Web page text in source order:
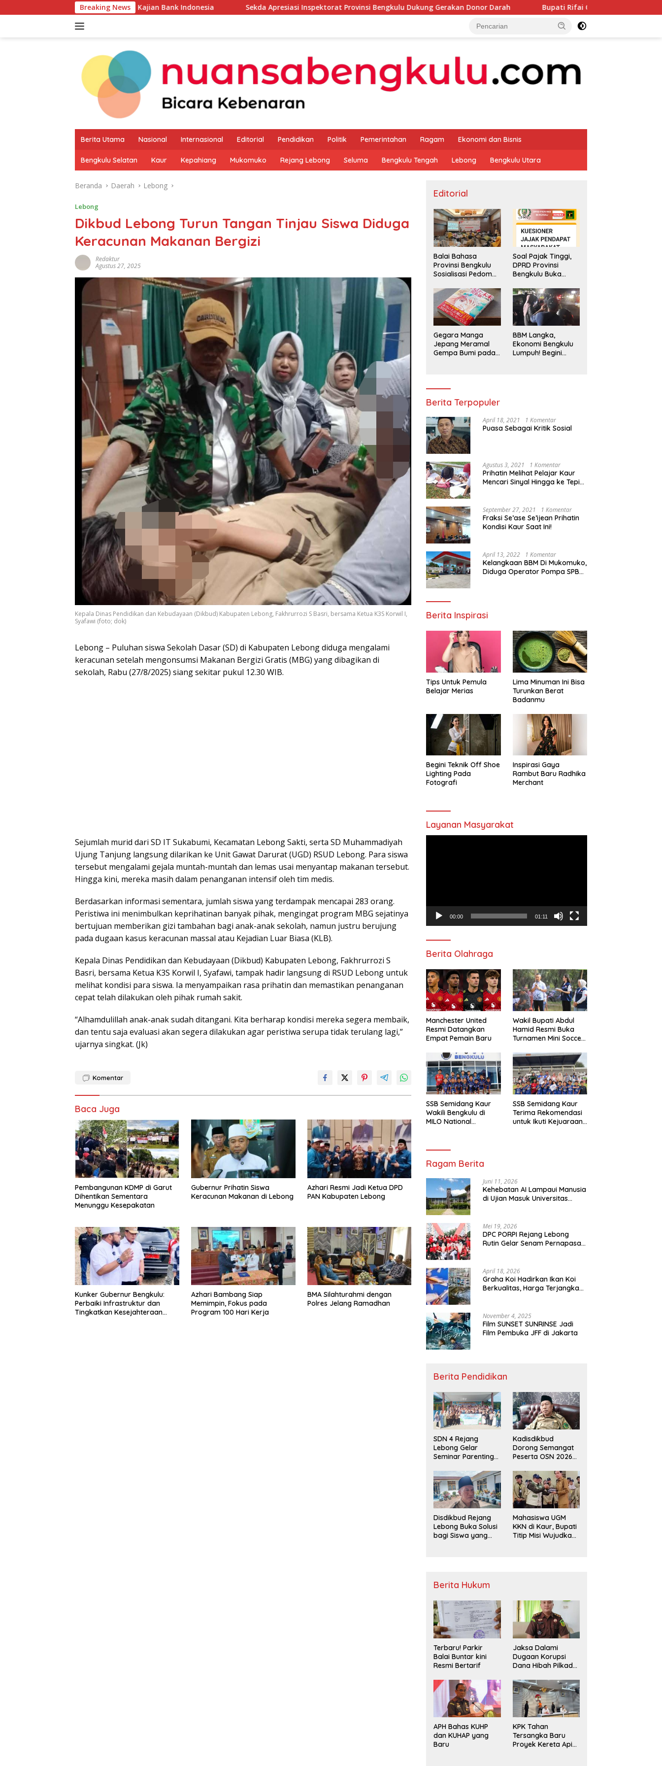
ke
Breaking News
UMKM Melalui Kajian Bank Indonesia Sekda Apresiasi Inspektorat Provinsi Bengkulu Dukung Gerakan Donor Darah Bupati Rifai Cek Ketersedia Pupuk untuk Masyarakat
Berita Utama Nasional Internasional Editorial Pendidikan Politik Pemerintahan Ragam Ekonomi dan Bisnis
Bengkulu Selatan Kaur Kepahiang Mukomuko Rejang Lebong Seluma Bengkulu Tengah Lebong Bengkulu Utara
Beranda Daerah Lebong
Lebong
Dikbud Lebong Turun Tangan Tinjau Siswa Diduga
Keracunan Makanan Bergizi
Redaktur
Agustus 27, 2025
Kepala Dinas Pendidikan dan Kebudayaan (Dikbud) Kabupaten Lebong, Fakhrurrozi S Basri, bersama Ketua K3S Korwil I,
Syafawi (foto; dok)
Lebong – Puluhan siswa Sekolah Dasar (SD) di Kabupaten Lebong diduga mengalami
keracunan setelah mengonsumsi Makanan Bergizi Gratis (MBG) yang dibagikan di
sekolah, Rabu (27/8/2025) siang sekitar pukul 12.30 WIB.
Sejumlah murid dari SD IT Sukabumi, Kecamatan Lebong Sakti, serta SD Muhammadiyah
Ujung Tanjung langsung dilarikan ke Unit Gawat Darurat (UGD) RSUD Lebong. Para siswa
tersebut mengalami gejala muntah-muntah dan lemas usai menyantap makanan tersebut.
Hingga kini, mereka masih dalam penanganan intensif oleh tim medis.
Berdasarkan informasi sementara, jumlah siswa yang terdampak mencapai 283 orang.
Peristiwa ini menimbulkan keprihatinan banyak pihak, mengingat program MBG sejatinya
bertujuan memberikan gizi tambahan bagi anak-anak sekolah, namun justru berujung
pada dugaan kasus keracunan massal atau Kejadian Luar Biasa (KLB).
Kepala Dinas Pendidikan dan Kebudayaan (Dikbud) Kabupaten Lebong, Fakhrurrozi S
Basri, bersama Ketua K3S Korwil I, Syafawi, tampak hadir langsung di RSUD Lebong untuk
melihat kondisi para siswa. Ia menyampaikan rasa prihatin dan memastikan penanganan
cepat telah dilakukan oleh pihak rumah sakit.
“Alhamdulillah anak-anak sudah ditangani. Kita berharap kondisi mereka segera membaik,
dan tentu saja evaluasi akan segera dilakukan agar peristiwa serupa tidak terulang lagi,”
ujarnya singkat. (Jk)
Komentar
Baca Juga
Pembangunan KDMP di Garut
Dihentikan Sementara
Menunggu Kesepakatan
Gubernur Prihatin Siswa
Keracunan Makanan di Lebong
Azhari Resmi Jadi Ketua DPD
PAN Kabupaten Lebong
Kunker Gubernur Bengkulu:
Perbaiki Infrastruktur dan
Tingkatkan Kesejahteraan
Azhari Bambang Siap
Memimpin, Fokus pada
Program 100 Hari Kerja
BMA Silahturahmi dengan
Polres Jelang Ramadhan
Editorial
Balai Bahasa
Provinsi Bengkulu
Sosialisasi Pedoman
Penggunaan
Bahasa Indonesia
Soal Pajak Tinggi,
DPRD Provinsi
Bengkulu Buka
Pengaduan
Masyarakat
Gegara Manga
Jepang Meramal
Gempa Bumi pada
BBM Langka,
Ekonomi Bengkulu
Lumpuh! Begini
Berita Terpopuler
April 18, 2021 1 Komentar
Puasa Sebagai Kritik Sosial
Agustus 3, 2021 1 Komentar
Prihatin Melihat Pelajar Kaur
Mencari Sinyal Hingga ke Tepi
Segera Bertindak
September 27, 2021 1 Komentar
Fraksi Se’ase Se’ijean Prihatin
Kondisi Kaur Saat Ini!
April 13, 2022 1 Komentar
Kelangkaan BBM Di Mukomuko,
Diduga Operator Pompa SPBU
Berita Inspirasi
Tips Untuk Pemula
Belajar Merias
Lima Minuman Ini Bisa
Turunkan Berat
Badanmu
Begini Teknik Off Shoe
Lighting Pada
Fotografi
Inspirasi Gaya
Rambut Baru Radhika
Merchant
Layanan Masyarakat
00:00 01:11
Berita Olahraga
Manchester United
Resmi Datangkan
Empat Pemain Baru
Wakil Bupati Abdul
Hamid Resmi Buka
Turnamen Mini Soccer
SSB Semidang Kaur
Wakili Bengkulu di
MILO National
SSB Semidang Kaur
Terima Rekomendasi
untuk Ikuti Kejuaraan
Ragam Berita
Juni 11, 2026
Kehebatan AI Lampaui Manusia
di Ujian Masuk Universitas
Mei 19, 2026
DPC PORPI Rejang Lebong
Rutin Gelar Senam Pernapasan
April 18, 2026
Graha Koi Hadirkan Ikan Koi
Berkualitas, Harga Terjangkau
November 4, 2025
Film SUNSET SUNRINSE Jadi
Film Pembuka JFF di Jakarta
Berita Pendidikan
SDN 4 Rejang
Lebong Gelar
Seminar Parenting
Bullying,
Kadisdikbud: Patut
Jadi Contoh
Kadisdikbud
Dorong Semangat
Peserta OSN 2026
Disdikbud Rejang
Lebong Buka Solusi
bagi Siswa yang
Mahasiswa UGM
KKN di Kaur, Bupati
Titip Misi Wujudkan
Berita Hukum
Terbaru! Parkir
Balai Buntar kini
Resmi Bertarif
Jaksa Dalami
Dugaan Korupsi
Dana Hibah Pilkada
Kaur
APH Bahas KUHP
dan KUHAP yang
Baru
KPK Tahan
Tersangka Baru
Proyek Kereta Api